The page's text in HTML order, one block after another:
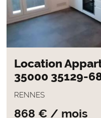
Location
35000 35129-
RENNES
868 € / mois